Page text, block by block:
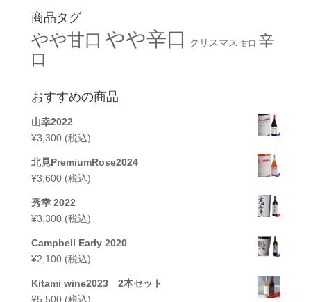
商品タグ
やや甘口 やや辛口 クリスマス 甘口 辛
口
おすすめの商品
山幸2022
¥3,300 (税込)
北見PremiumRose2024
¥3,600 (税込)
秀幸 2022
¥3,300 (税込)
Campbell Early 2020
¥2,100 (税込)
Kitami wine2023 2本セット
¥5,500 (税込)